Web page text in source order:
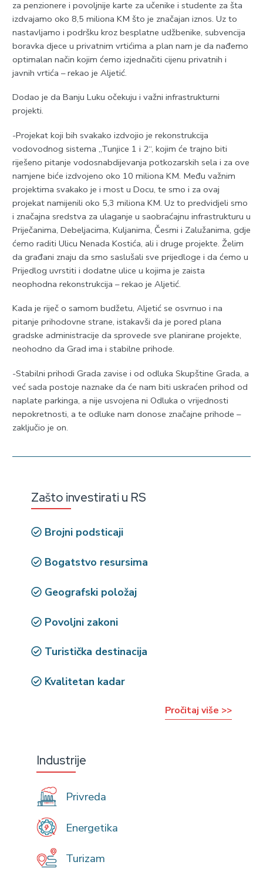
za penzionere i povoljnije karte za učenike i studente za šta
izdvajamo oko 8,5 miliona KM što je značajan iznos. Uz to
nastavljamo i podršku kroz besplatne udžbenike, subvencija
boravka djece u privatnim vrtićima a plan nam je da nađemo
optimalan način kojim ćemo izjednačiti cijenu privatnih i
javnih vrtića – rekao je Aljetić.
Dodao je da Banju Luku očekuju i važni infrastrukturni
projekti.
-Projekat koji bih svakako izdvojio je rekonstrukcija
vodovodnog sistema „Tunjice 1 i 2“, kojim će trajno biti
riješeno pitanje vodosnabdijevanja potkozarskih sela i za ove
namjene biće izdvojeno oko 10 miliona KM. Među važnim
projektima svakako je i most u Docu, te smo i za ovaj
projekat namijenili oko 5,3 miliona KM. Uz to predvidjeli smo
i značajna sredstva za ulaganje u saobraćajnu infrastrukturu u
Priječanima, Debeljacima, Kuljanima, Česmi i Zalužanima, gdje
ćemo raditi Ulicu Nenada Kostića, ali i druge projekte. Želim
da građani znaju da smo saslušali sve prijedloge i da ćemo u
Prijedlog uvrstiti i dodatne ulice u kojima je zaista
neophodna rekonstrukcija – rekao je Aljetić.
Kada je riječ o samom budžetu, Aljetić se osvrnuo i na
pitanje prihodovne strane, istakavši da je pored plana
gradske administracije da sprovede sve planirane projekte,
neohodno da Grad ima i stabilne prihode.
-Stabilni prihodi Grada zavise i od odluka Skupštine Grada, a
već sada postoje naznake da će nam biti uskraćen prihod od
naplate parkinga, a nije usvojena ni Odluka o vrijednosti
nepokretnosti, a te odluke nam donose značajne prihode –
zaključio je on.
Zašto investirati u RS
Brojni podsticaji
Bogatstvo resursima
Geografski položaj
Povoljni zakoni
Turistička destinacija
Kvalitetan kadar
Pročitaj više >>
Industrije
Privreda
Energetika
Turizam